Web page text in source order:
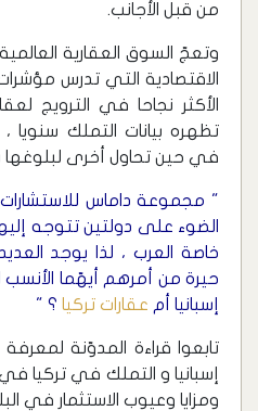
من قبل الأجانب.
وتعجّ السوق العقارية
الاقتصادية التي تدرس
الأكثر نجاحا في الترويج
تظهره بيانات التملك سنويا
في حين تحاول أخرى لبلوغها
" مجموعة داماس
الضوء على دولتين تتوجه
خاصة العرب ، لذا يوجد
حيرة من أمرهم أيهّما الأنسب
إسبانيا أم عقارات تركيا ؟ "
تابعوا قراءة المدوّنة
إسبانيا و التملك في تركيا
ومزايا وعيوب الاستثمار في